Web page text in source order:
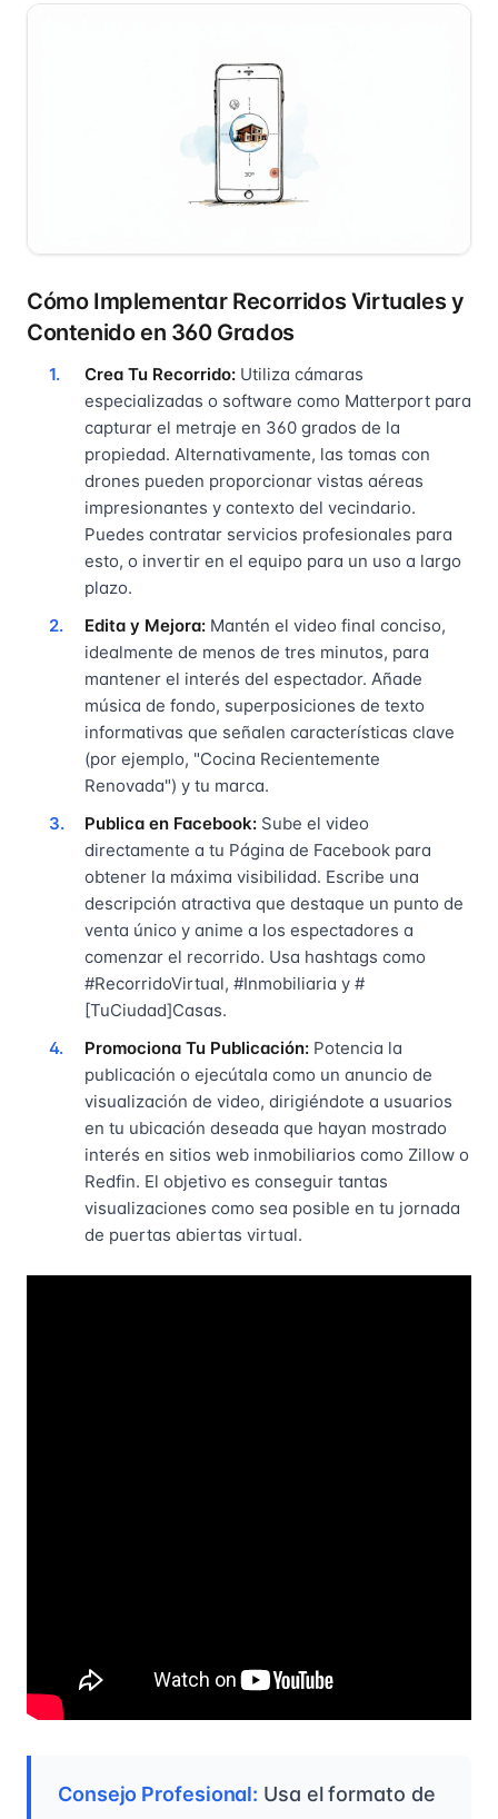
Cómo Implementar Recorridos Virtuales y
Contenido en 360 Grados
Crea Tu Recorrido: Utiliza cámaras
especializadas o software como Matterport para
capturar el metraje en 360 grados de la
propiedad. Alternativamente, las tomas con
drones pueden proporcionar vistas aéreas
impresionantes y contexto del vecindario.
Puedes contratar servicios profesionales para
esto, o invertir en el equipo para un uso a largo
plazo.
Edita y Mejora: Mantén el video final conciso,
idealmente de menos de tres minutos, para
mantener el interés del espectador. Añade
música de fondo, superposiciones de texto
informativas que señalen características clave
(por ejemplo, "Cocina Recientemente
Renovada") y tu marca.
Publica en Facebook: Sube el video
directamente a tu Página de Facebook para
obtener la máxima visibilidad. Escribe una
descripción atractiva que destaque un punto de
venta único y anime a los espectadores a
comenzar el recorrido. Usa hashtags como
#RecorridoVirtual, #Inmobiliaria y #
[TuCiudad]Casas.
Promociona Tu Publicación: Potencia la
publicación o ejecútala como un anuncio de
visualización de video, dirigiéndote a usuarios
en tu ubicación deseada que hayan mostrado
interés en sitios web inmobiliarios como Zillow o
Redfin. El objetivo es conseguir tantas
visualizaciones como sea posible en tu jornada
de puertas abiertas virtual.
Consejo Profesional: Usa el formato de